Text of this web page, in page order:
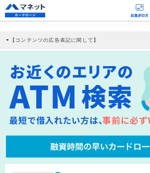
【コンテンツの広告表記に関して】
社に対して企業から紹介報酬が支払われるという収益モ
商品を根拠なくPRするものではなく、当編集部の調査／
どに基づき、公平性を担保した情報提供を行っています。
>提携企業一覧